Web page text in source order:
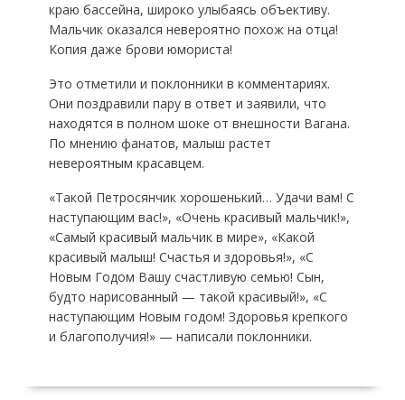
краю бассейна, широко улыбаясь объективу.
Мальчик оказался невероятно похож на отца!
Копия даже брови юмориста!
Это отметили и поклонники в комментариях.
Они поздравили пару в ответ и заявили, что
находятся в полном шоке от внешности Вагана.
По мнению фанатов, малыш растет
невероятным красавцем.
«Такой Петросянчик хорошенький… Удачи вам! С
наступающим вас!», «Очень красивый мальчик!»,
«Самый красивый мальчик в мире», «Какой
красивый малыш! Счастья и здоровья!», «С
Новым Годом Вашу счастливую семью! Сын,
будто нарисованный — такой красивый!», «С
наступающим Новым годом! Здоровья крепкого
и благополучия!» — написали поклонники.